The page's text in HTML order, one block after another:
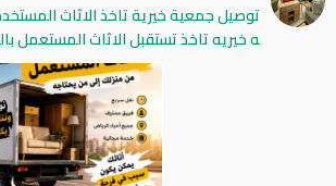
توصيل جمعية خيرية تاخذ الاثاث
ه خيريه تاخذ تستقبل الاثاث المستعمل بالرياض